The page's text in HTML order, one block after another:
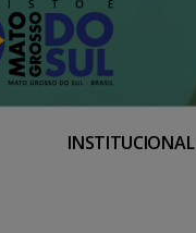
INSTITUCIONAL